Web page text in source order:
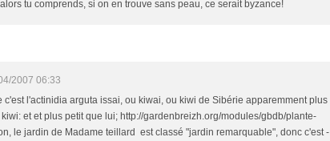
tu comprends, si on en trouve sans peau, ce serait byzance!
2007 06:33
c'est l'actinidia arguta issai, ou kiwai, ou kiwi de Sibérie apparemment plus
et et plus petit que lui; http://gardenbreizh.org/modules/gbdb/plante-
le jardin de Madame teillard est classé "jardin remarquable", donc c'est -